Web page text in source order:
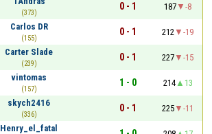
(373)
0 - 1 187
-8
Carlos DR
(155)
0 - 1 212
-19
Carter Slade
(239)
0 - 1 227
-15
vintomas
(157)
1 - 0 214
13
skych2416
(336)
0 - 1 225
-11
Henry_el_fatal